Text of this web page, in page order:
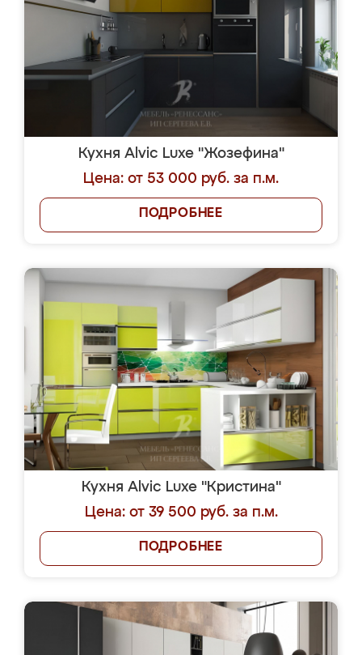
Кухня Alvic Luxe "Жозефина"
Цена: от 53 000 руб. за п.м.
ПОДРОБНЕЕ
Кухня Alvic Luxe "Кристина"
Цена: от 39 500 руб. за п.м.
ПОДРОБНЕЕ